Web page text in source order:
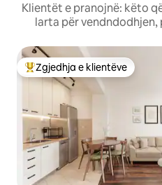
Klientët e pranojnë: këto
larta për vendndodhjen,
Më të mirat e zgjedhjeve të
Zgjedhja e klientëve